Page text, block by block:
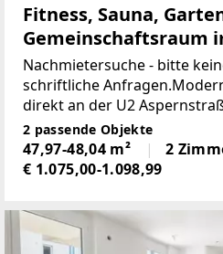
Fitness, Sauna,
Gemeinschaftsraum
2-Zimmer-Wohnung
Aspernstraße
Nachmietersuche - bitte
schriftliche
direkt an der U2
Wohnanlage "5in22" in
modernes Wohnen mit
genießen!
2 passende Objekte
47,97-48,04 m²
2
€ 1.075,00-1.098,99